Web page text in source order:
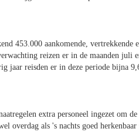
453.000 aankomende, vertrekkende
reizen er in de maanden juli
jaar reisden er in deze periode bijna
extra personeel ingezet om
overdag als 's nachts goed